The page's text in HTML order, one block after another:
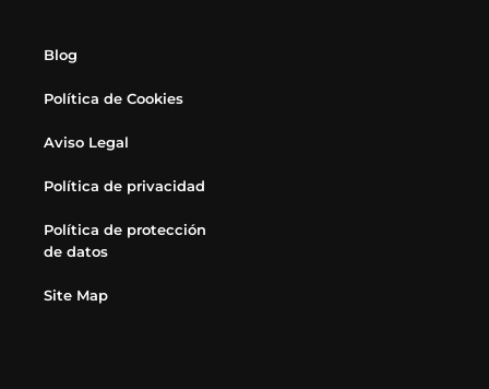
Blog
Política de Cookies
Aviso Legal
Política de privacidad
Política de protección
de datos
Site Map